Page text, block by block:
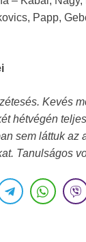
Papp,
Kevés
hétvégén
sem láttuk az
Tanulságos